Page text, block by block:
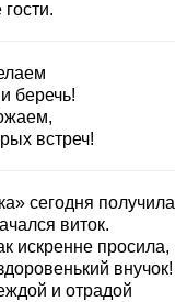
беречь!
встреч!
сегодня получила
виток.
искренне просила,
внучок!
и отрадой